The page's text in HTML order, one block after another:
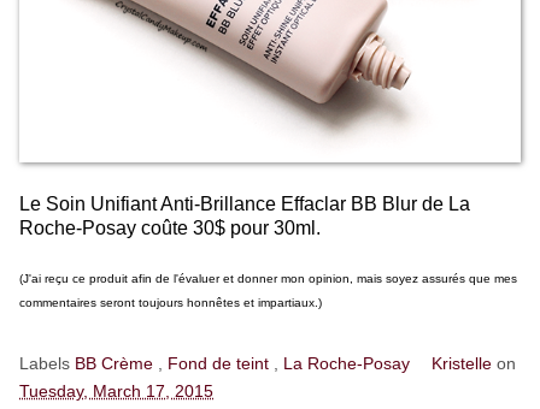
Le Soin Unifiant Anti-Brillance Effaclar BB Blur de La
Roche-Posay coûte 30$ pour 30ml.
(J'ai reçu ce produit afin de l'évaluer et donner mon opinion, mais soyez assurés que mes
commentaires seront toujours honnêtes et impartiaux.)
Labels BB Crème , Fond de teint , La Roche-Posay Kristelle on
Tuesday, March 17, 2015